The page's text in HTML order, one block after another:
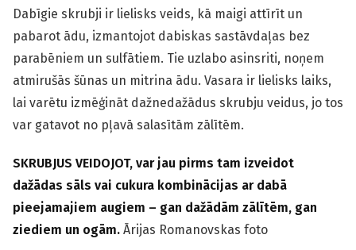
Dabīgie skrubji ir lielisks veids, kā maigi attīrīt un
pabarot ādu, izmantojot dabiskas sastāvdaļas bez
parabēniem un sulfātiem. Tie uzlabo asinsriti, noņem
atmirušās šūnas un mitrina ādu. Vasara ir lielisks laiks,
lai varētu izmēģināt dažnedažādus skrubju veidus, jo tos
var gatavot no pļavā salasītām zālītēm.
SKRUBJUS VEIDOJOT, var jau pirms tam izveidot
dažādas sāls vai cukura kombinācijas ar dabā
pieejamajiem augiem – gan dažādām zālītēm, gan
ziediem un ogām. Ārijas Romanovskas foto